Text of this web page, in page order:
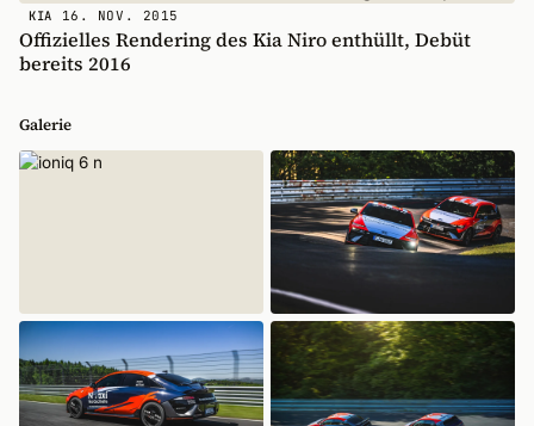
KIA 16. NOV. 2015
Offizielles Rendering des Kia Niro enthüllt, Debüt
bereits 2016
Galerie